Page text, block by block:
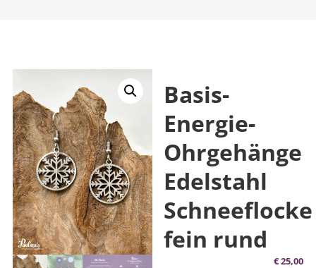
Basis-
Energie-
Ohrgehänge
Edelstahl
Schneeflocke
fein rund
€25,00